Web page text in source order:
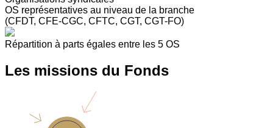
OS représentatives au niveau de la branche
(CFDT, CFE-CGC, CFTC, CGT, CGT-FO)
Répartition à parts égales entre les 5 OS
Les missions du Fonds